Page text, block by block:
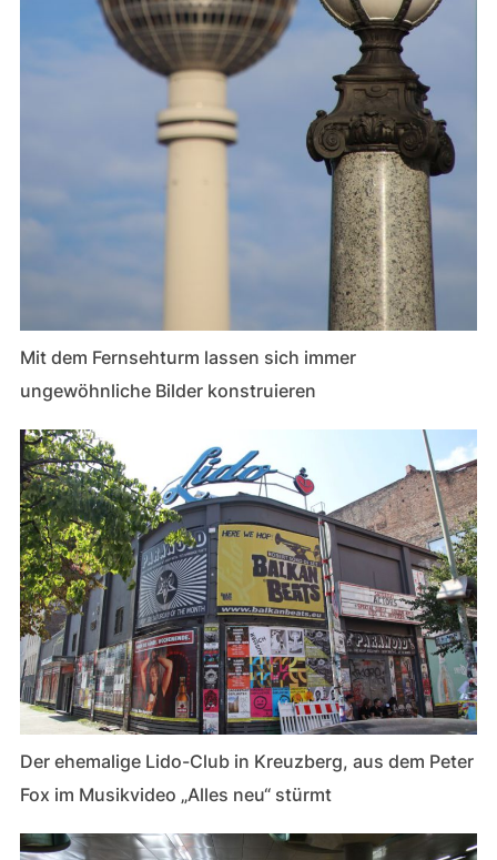
Mit dem Fernsehturm lassen sich immer
ungewöhnliche Bilder konstruieren
Der ehemalige Lido-Club in Kreuzberg, aus dem Peter
Fox im Musikvideo „Alles neu“ stürmt